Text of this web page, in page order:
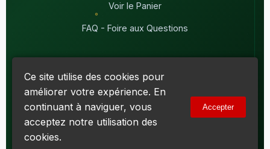
Voir le Panier
FAQ - Foire aux Questions
© 2026Maddison Électronique Inc.
Politique de confidentialité & Cookies|
Conditions d'utilisation
Numéro d'entreprise du Québec (NEQ) :
R138919030RT0001 • TVQ : 10-1702-3051TQ0001
Ce site utilise des cookies pour
améliorer votre expérience. En
continuant à naviguer, vous
acceptez notre utilisation des
cookies.
Accepter